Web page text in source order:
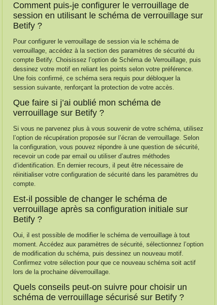
Comment puis-je configurer le verrouillage de
session en utilisant le schéma de verrouillage sur
Betify ?
Pour configurer le verrouillage de session via le schéma de
verrouillage, accédez à la section des paramètres de sécurité du
compte Betify. Choisissez l’option de Schéma de Verrouillage, puis
dessinez votre motif en reliant les points selon votre préférence.
Une fois confirmé, ce schéma sera requis pour débloquer la
session suivante, renforçant la protection de votre accès.
Que faire si j’ai oublié mon schéma de
verrouillage sur Betify ?
Si vous ne parvenez plus à vous souvenir de votre schéma, utilisez
l’option de récupération proposée sur l’écran de verrouillage. Selon
la configuration, vous pouvez répondre à une question de sécurité,
recevoir un code par email ou utiliser d’autres méthodes
d’identification. En dernier recours, il peut être nécessaire de
réinitialiser votre configuration de sécurité dans les paramètres du
compte.
Est-il possible de changer le schéma de
verrouillage après sa configuration initiale sur
Betify ?
Oui, il est possible de modifier le schéma de verrouillage à tout
moment. Accédez aux paramètres de sécurité, sélectionnez l’option
de modification du schéma, puis dessinez un nouveau motif.
Confirmez votre sélection pour que ce nouveau schéma soit actif
lors de la prochaine déverrouillage.
Quels conseils peut-on suivre pour choisir un
schéma de verrouillage sécurisé sur Betify ?